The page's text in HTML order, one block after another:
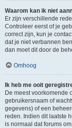
Waarom kan ik niet
Er zijn verschillende
Controleer eerst of je
correct zijn, kun je
dat je niet verbannen
dan moet dit door de
Omhoog
Ik heb me ooit
De meest voorkomende
gebruikersnaam of
gegevens) of een
reden. Indien dit laatste
is normaal dat forums